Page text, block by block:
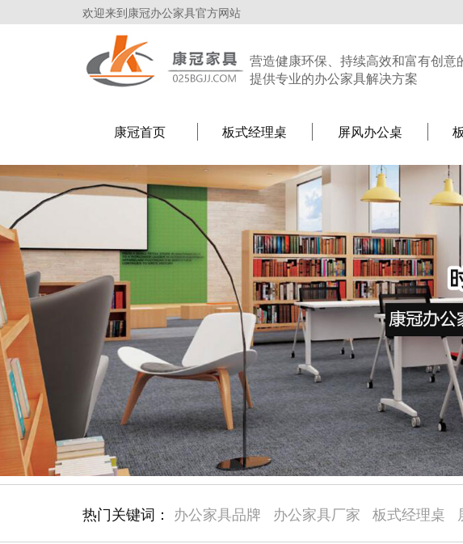
欢迎来到康冠办公家具官方网站
营造健康环保、持续高效和富有创意
提供专业的办公家具解决方案
康冠首页 板式经理桌 屏风办公桌
热门关键词： 办公家具品牌 办公家具厂家 板式经理桌